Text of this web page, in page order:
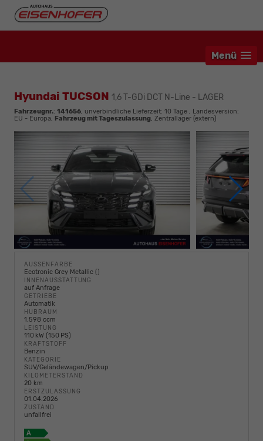
Menü
Hyundai TUCSON 1,6 T-GDi DCT N-Line - LAGER
Fahrzeugnr.: 141656, unverbindliche Lieferzeit: 10 Tage , Landesversion:
EU - Europa, Fahrzeug mit Tageszulassung, Zentrallager (extern)
AUSSENFARBE
Ecotronic Grey Metallic ()
INNENAUSSTATTUNG
auf Anfrage
GETRIEBE
Automatik
HUBRAUM
1.598 ccm
LEISTUNG
110 kW (150 PS)
KRAFTSTOFF
Benzin
KATEGORIE
SUV/Geländewagen/Pickup
KILOMETERSTAND
20 km
ERSTZULASSUNG
01.04.2026
ZUSTAND
unfallfrei